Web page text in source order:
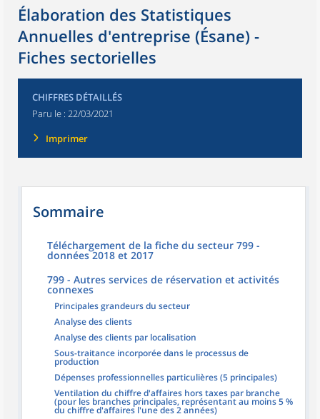
Élaboration des Statistiques
Annuelles d'entreprise (Ésane) -
Fiches sectorielles
CHIFFRES DÉTAILLÉS
Paru le : 22/03/2021
Imprimer
Sommaire
Téléchargement de la fiche du secteur 799 -
données 2018 et 2017
799 - Autres services de réservation et activités
connexes
Principales grandeurs du secteur
Analyse des clients
Analyse des clients par localisation
Sous-traitance incorporée dans le processus de
production
Dépenses professionnelles particulières (5 principales)
Ventilation du chiffre d'affaires hors taxes par branche
(pour les branches principales, représentant au moins 5 %
du chiffre d'affaires l'une des 2 années)